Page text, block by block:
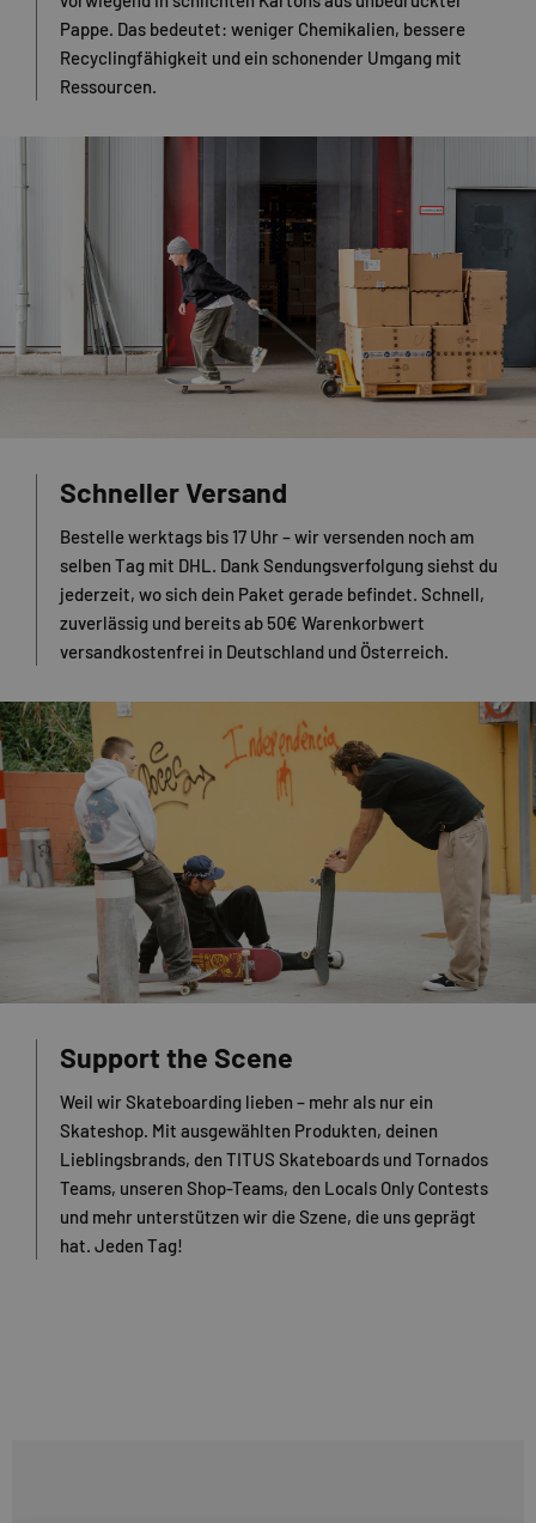
Pappe. Das bedeutet: weniger Chemikalien, bessere
Recyclingfähigkeit und ein schonender Umgang mit
Ressourcen.
Schneller Versand
Bestelle werktags bis 17 Uhr – wir versenden noch am
selben Tag mit DHL. Dank Sendungsverfolgung siehst du
jederzeit, wo sich dein Paket gerade befindet. Schnell,
zuverlässig und bereits ab 50€ Warenkorbwert
versandkostenfrei in Deutschland und Österreich.
Support the Scene
Weil wir Skateboarding lieben – mehr als nur ein
Skateshop. Mit ausgewählten Produkten, deinen
Lieblingsbrands, den TITUS Skateboards und Tornados
Teams, unseren Shop-Teams, den Locals Only Contests
und mehr unterstützen wir die Szene, die uns geprägt
hat. Jeden Tag!